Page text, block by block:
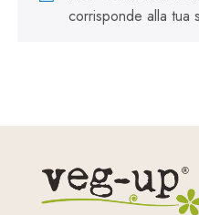
corrisponde alla tua